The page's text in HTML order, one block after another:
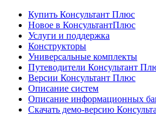
Купить Консультант Плюс
Новое в КонсультантПлюс
Услуги и поддержка
Конструкторы
Универсальные комплекты
Путеводители Консультант
Версии Консультант Плюс
Описание систем
Описание информационных
Скачать демо-версию